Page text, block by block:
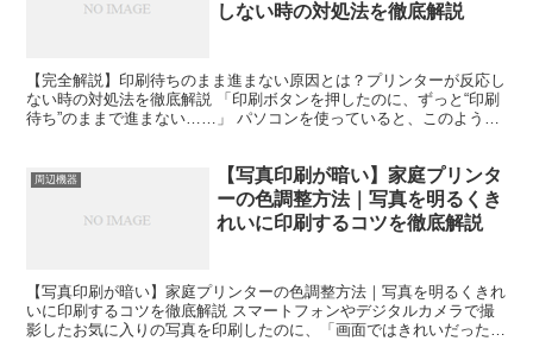
しない時の対処法を徹底解説
【完全解説】印刷待ちのまま進まない原因とは？プリンターが反応し
ない時の対処法を徹底解説 「印刷ボタンを押したのに、ずっと“印刷
待ち”のままで進まない……」 パソコンを使っていると、このような
周辺機器
【写真印刷が暗い】家庭プリンタ
ーの色調整方法｜写真を明るくき
れいに印刷するコツを徹底解説
【写真印刷が暗い】家庭プリンターの色調整方法｜写真を明るくきれ
いに印刷するコツを徹底解説 スマートフォンやデジタルカメラで撮
影したお気に入りの写真を印刷したのに、「画面ではきれいだったの